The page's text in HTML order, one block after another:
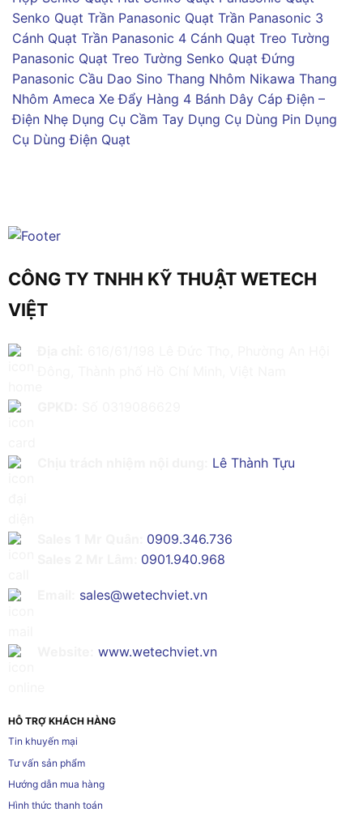
Senko Quạt Trần Panasonic Quạt Trần Panasonic 3
Cánh Quạt Trần Panasonic 4 Cánh Quạt Treo Tường
Panasonic Quạt Treo Tường Senko Quạt Đứng
Panasonic Cầu Dao Sino Thang Nhôm Nikawa Thang
Nhôm Ameca Xe Đẩy Hàng 4 Bánh Dây Cáp Điện –
Điện Nhẹ Dụng Cụ Cầm Tay Dụng Cụ Dùng Pin Dụng
Cụ Dùng Điện Quạt
CÔNG TY TNHH KỸ THUẬT WETECH
VIỆT
Lê Thành Tựu
0909.346.736
0901.940.968
sales@wetechviet.vn
www.wetechviet.vn
HỖ TRỢ KHÁCH HÀNG
Tin khuyến mại
Tư vấn sản phẩm
Hướng dẫn mua hàng
Hình thức thanh toán